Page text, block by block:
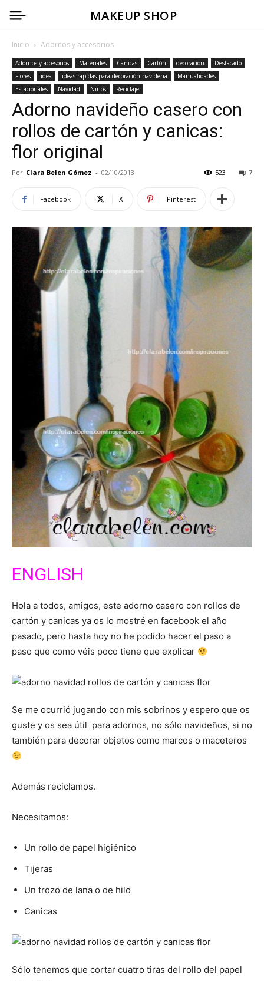
MAKEUP SHOP
Inicio Adornos y accesorios
Adornos y accesorios Materiales Canicas Cartón decoracion
Destacado
Flores
idea ideas rápidas para decoración navideña
Manualidades
Estacionales
Navidad Niños Reciclaje
Adorno navideño casero con
rollos de cartón y canicas:
flor original
Por Clara Belen Gómez - 02/10/2013 7
523
Facebook X Pinterest
ENGLISH
Hola a todos, amigos, este adorno casero con rollos de
cartón y canicas ya os lo mostré en facebook el año
pasado, pero hasta hoy no he podido hacer el paso a
paso que como véis poco tiene que explicar
Se me ocurrió jugando con mis sobrinos y espero que os
guste y os sea útil para adornos, no sólo navideños, si no
también para decorar objetos como marcos o maceteros
Además reciclamos.
Necesitamos:
Un rollo de papel higiénico
Tijeras
Un trozo de lana o de hilo
Canicas
Sólo tenemos que cortar cuatro tiras del rollo del papel